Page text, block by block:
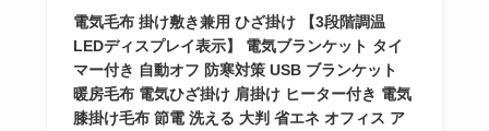
電気毛布 掛け敷き兼用 ひざ掛け 【3段階調温
LEDディスプレイ表示】 電気ブランケット タイ
マー付き 自動オフ 防寒対策 USB ブランケット
暖房毛布 電気ひざ掛け 肩掛け ヒーター付き 電気
膝掛け毛布 節電 洗える 大判 省エネ オフィス ア